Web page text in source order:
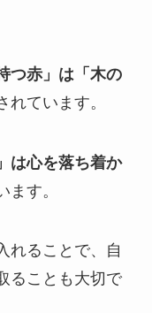
つ赤」は「木の
れています。
は心を落ち着か
ます。
れることで、自
ることも大切で